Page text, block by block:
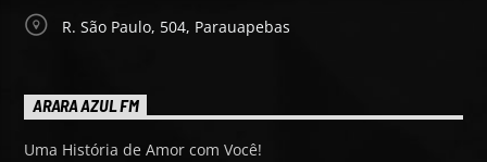
R. São Paulo, 504, Parauapebas
ARARA AZUL FM
Uma História de Amor com Você!